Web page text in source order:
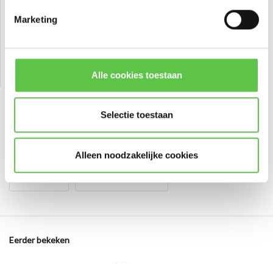
Marketing
Alle cookies toestaan
Selectie toestaan
Alleen noodzakelijke cookies
€439,99
Eerder bekeken
Abonneer
* Lees hier de wettelijke beperkingen